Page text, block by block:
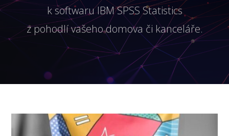
k softwaru IBM SPSS Statistics
z pohodlí vašeho domova či kanceláře.